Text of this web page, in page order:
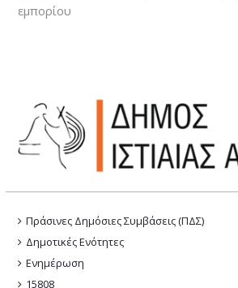
εμπορίου
Πράσινες Δημόσιες Συμβάσεις (ΠΔΣ)
Δημοτικές Ενότητες
Ενημέρωση
15808